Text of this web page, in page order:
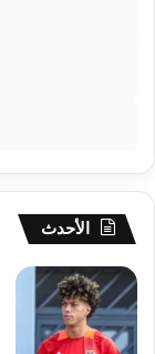
الأحدث